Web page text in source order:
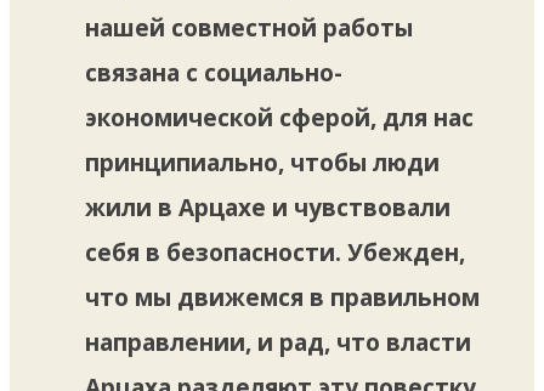
нашей совместной работы
связана с социально-
экономической сферой, для нас
принципиально, чтобы люди
жили в Арцахе и чувствовали
себя в безопасности. Убежден,
что мы движемся в правильном
направлении, и рад, что власти